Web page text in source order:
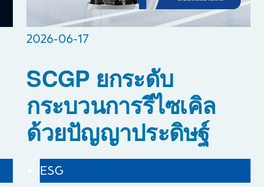
2026-06-17
SCGP ยกระดับ
กระบวนการรีไซเคิล
ด้วยปัญญาประดิษฐ์
ESG